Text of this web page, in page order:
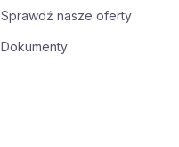
Sprawdź nasze oferty
Dokumenty